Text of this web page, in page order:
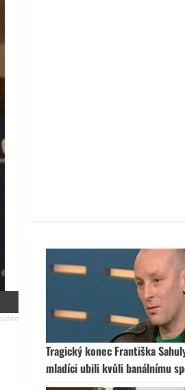
Tragický konec Františka
mladíci ubili kvůli banálnímu